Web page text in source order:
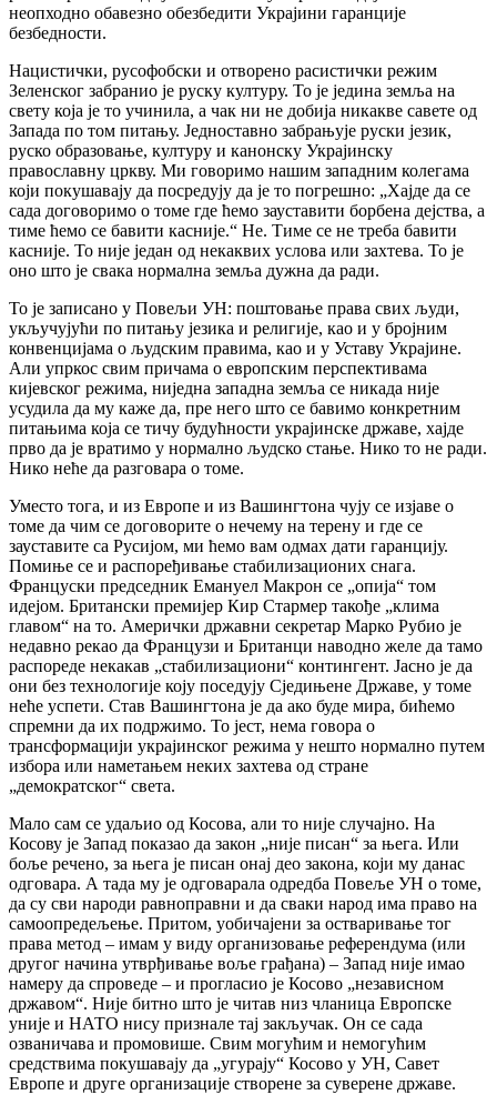
неопходно обавезно обезбедити Украјини гаранције
безбедности.
Нацистички, русофобски и отворено расистички режим
Зеленског забранио је руску културу. То је једина земља на
свету која је то учинила, а чак ни не добија никакве савете од
Запада по том питању. Једноставно забрањује руски језик,
руско образовање, културу и канонску Украјинску
православну цркву. Ми говоримо нашим западним колегама
који покушавају да посредују да је то погрешно: „Хајде да се
сада договоримо о томе где ћемо зауставити борбена дејства, а
тиме ћемо се бавити касније.“ Не. Тиме се не треба бавити
касније. То није један од некаквих услова или захтева. То је
оно што је свака нормална земља дужна да ради.
То је записано у Повељи УН: поштовање права свих људи,
укључујући по питању језика и религије, као и у бројним
конвенцијама о људским правима, као и у Уставу Украјине.
Али упркос свим причама о европским перспективама
кијевског режима, ниједна западна земља се никада није
усудила да му каже да, пре него што се бавимо конкретним
питањима која се тичу будућности украјинске државе, хајде
прво да је вратимо у нормално људско стање. Нико то не ради.
Нико неће да разговара о томе.
Уместо тога, и из Европе и из Вашингтона чују се изјаве о
томе да чим се договорите о нечему на терену и где се
зауставите са Русијом, ми ћемо вам одмах дати гаранцију.
Помиње се и распоређивање стабилизационих снага.
Француски председник Емануел Макрон се „опија“ том
идејом. Британски премијер Кир Стармер такође „клима
главом“ на то. Амерички државни секретар Марко Рубио је
недавно рекао да Французи и Британци наводно желе да тамо
распореде некакав „стабилизациони“ контингент. Јасно је да
они без технологије коју поседују Сједињене Државе, у томе
неће успети. Став Вашингтона је да ако буде мира, бићемо
спремни да их подржимо. То јест, нема говора о
трансформацији украјинског режима у нешто нормално путем
избора или наметањем неких захтева од стране
„демократског“ света.
Мало сам се удаљио од Косова, али то није случајно. На
Косову је Запад показао да закон „није писан“ за њега. Или
боље речено, за њега је писан онај део закона, који му данас
одговара. А тада му је одговарала одредба Повеље УН о томе,
да су сви народи равноправни и да сваки народ има право на
самоопредељење. Притом, уобичајени за остваривање тог
права метод – имам у виду организовање референдума (или
другог начина утврђивање воље грађана) – Запад није имао
намеру да спроведе – и прогласио је Косово „независном
државом“. Није битно што је читав низ чланица Европске
уније и НАТО нису признале тај закључак. Он се сада
озваничава и промовише. Свим могућим и немогућим
средствима покушавају да „угурају“ Косово у УН, Савет
Европе и друге организације створене за суверене државе.